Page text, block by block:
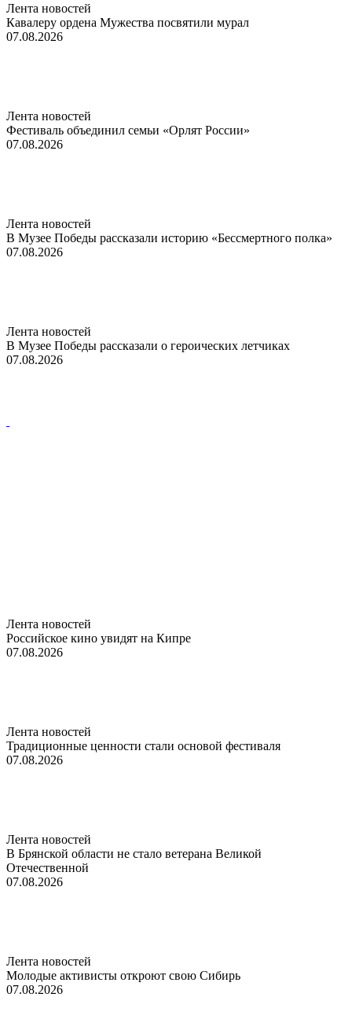
Лента новостей
Кавалеру ордена Мужества посвятили мурал
07.08.2026
Лента новостей
Фестиваль объединил семьи «Орлят России»
07.08.2026
Лента новостей
В Музее Победы рассказали историю «Бессмертного полка»
07.08.2026
Лента новостей
В Музее Победы рассказали о героических летчиках
07.08.2026
Лента новостей
Российское кино увидят на Кипре
07.08.2026
Лента новостей
Традиционные ценности стали основой фестиваля
07.08.2026
Лента новостей
В Брянской области не стало ветерана Великой
Отечественной
07.08.2026
Лента новостей
Молодые активисты откроют свою Сибирь
07.08.2026